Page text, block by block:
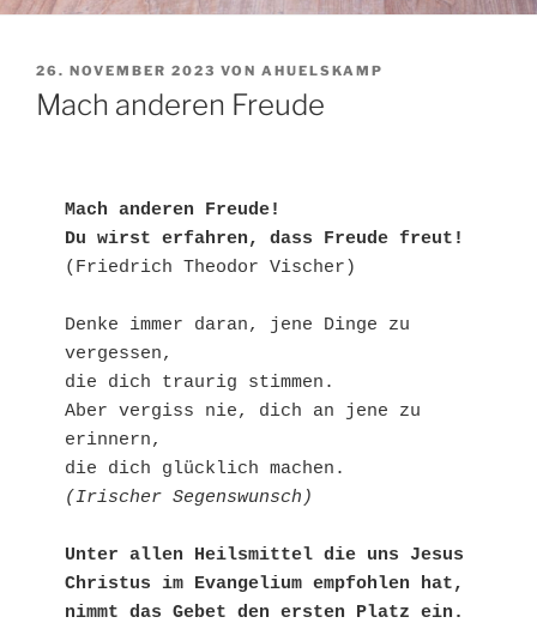
VERÖFFENTLICHT
AM
26. NOVEMBER 2023 VON AHUELSKAMP
Mach anderen Freude
Mach anderen Freude!
Du wirst erfahren, dass Freude freut!
(Friedrich Theodor Vischer)
Denke immer daran, jene Dinge zu
vergessen,
die dich traurig stimmen.
Aber vergiss nie, dich an jene zu
erinnern,
(Irischer Segenswunsch)
Unter allen Heilsmittel die uns Jesus
Christus im Evangelium empfohlen hat,
nimmt das Gebet den ersten Platz ein.